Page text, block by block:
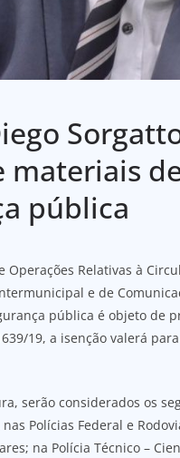
materiais
pública
Operações Relativas à
e de
pública é objeto de
19, a isenção valerá
serão considerados os
Polícias Federal e
na Polícia Técnico –